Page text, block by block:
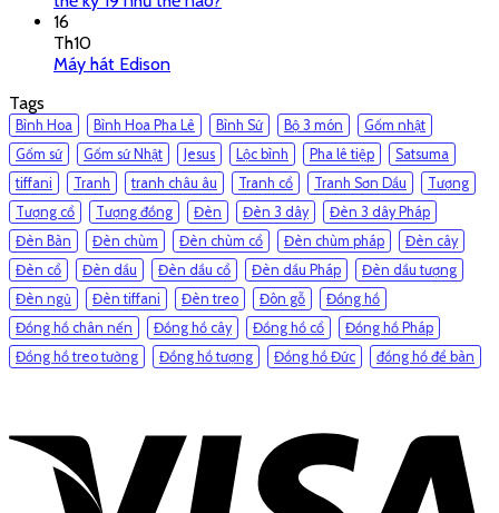
16
Th10
Máy hát Edison
Tags
Bình Hoa Bình Hoa Pha Lê Bình Sứ Bộ 3 món
Gốm nhật
Gốm sứ
Gốm sứ Nhật Jesus Lộc bình Pha lê tiệp
Satsuma
tiffani
Tranh tranh châu âu Tranh cổ Tranh Sơn Dầu
Tượng
Tượng cổ
Tượng đồng Đèn Đèn 3 dây
Đèn 3 dây Pháp
Đèn Bàn
Đèn chùm Đèn chùm cổ Đèn chùm pháp
Đèn cây
Đèn cổ
Đèn dầu Đèn dầu cổ Đèn dầu Pháp
Đèn dầu tượng
Đèn ngủ
Đèn tiffani Đèn treo Đôn gỗ
Đồng hồ
Đồng hồ chân nến
Đồng hồ cây Đồng hồ cổ
Đồng hồ Pháp
Đồng hồ treo tường
Đồng hồ tượng Đồng hồ Đức đồng hồ để bàn